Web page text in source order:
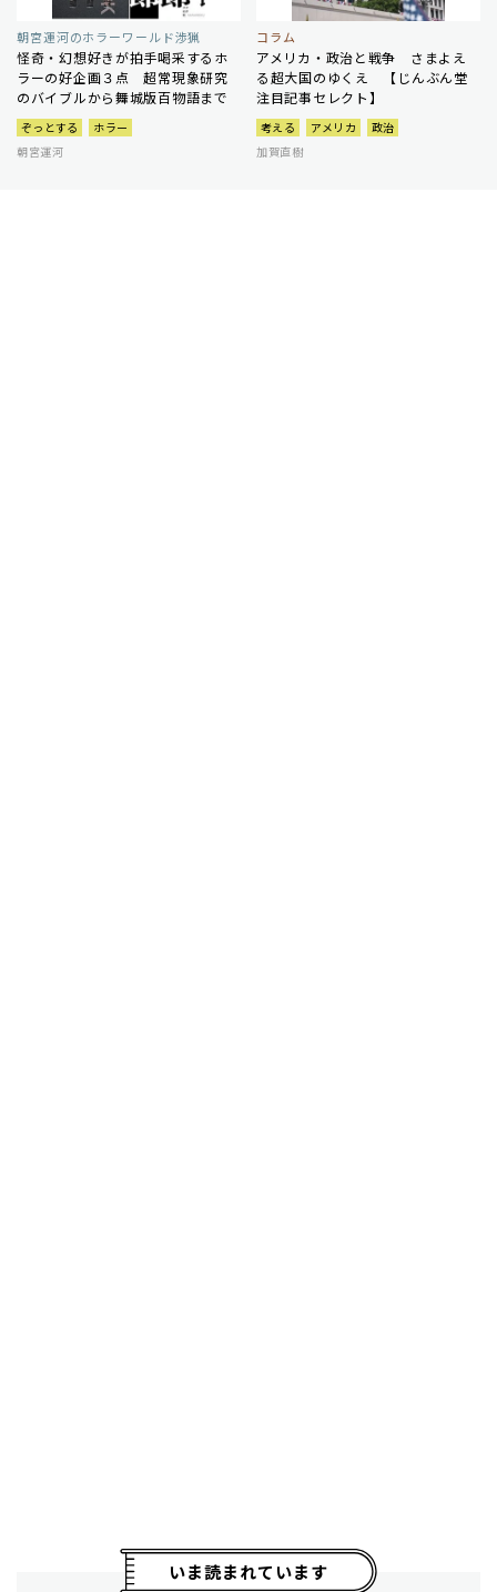
朝宮運河のホラーワールド渉猟
怪奇・幻想好きが拍手喝采するホ
ラーの好企画３点 超常現象研究
のバイブルから舞城版百物語まで
ぞっとする
ホラー
朝宮運河
コラム
アメリカ・政治と戦争 さまよえ
る超大国のゆくえ 【じんぶん堂
注目記事セレクト】
考える アメリカ
政治
加賀直樹
いま読まれています